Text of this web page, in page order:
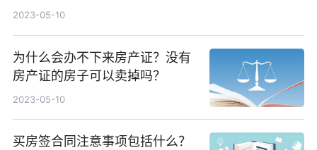
2023-05-10
为什么会办不下来房产证？没有
房产证的房子可以卖掉吗？
2023-05-10
买房签合同注意事项包括什么？